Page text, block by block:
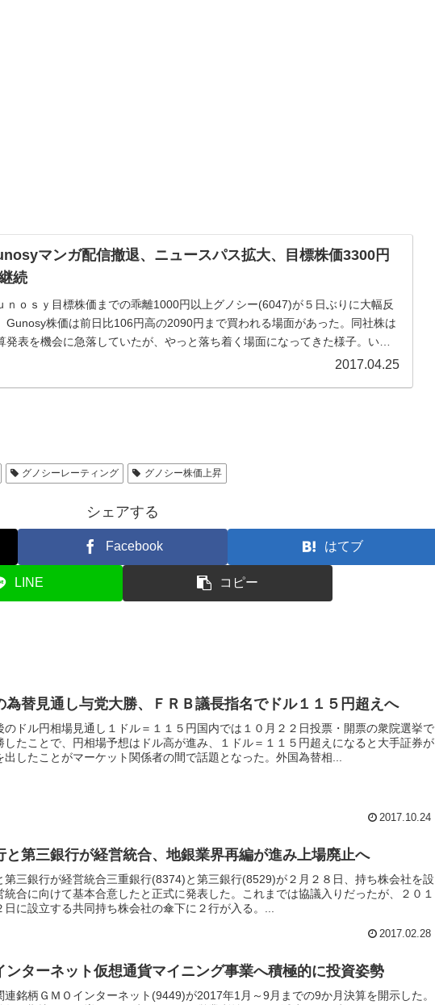
マンガ配信撤退、ニュースパス拡大、目標株価3300円
続
ｎｏｓｙ目標株価までの乖離1000円以上グノシー(6047)が５日ぶりに大幅反
Gunosy株価は前日比106円高の2090円まで買われる場面があった。同社株は
発表を機会に急落していたが、やっと落ち着く場面になってきた様子。いち
2017.04.25
グノシーレーティング グノシー株価上昇
シェアする
Facebook はてブ
LINE コピー
為替見通し与党大勝、ＦＲＢ議長指名でドル１１５円超えへ
のドル円相場見通し１ドル＝１１５円国内では１０月２２日投票・開票の衆院選挙で
したことで、円相場予想はドル高が進み、１ドル＝１１５円超えになると大手証券が
出したことがマーケット関係者の間で話題となった。外国為替相...
2017.10.24
と第三銀行が経営統合、地銀業界再編が進み上場廃止へ
第三銀行が経営統合三重銀行(8374)と第三銀行(8529)が２月２８日、持ち株会社を設
統合に向けて基本合意したと正式に発表した。これまでは協議入りだったが、２０１
日に設立する共同持ち株会社の傘下に２行が入る。...
2017.02.28
ンターネット仮想通貨マイニング事業へ積極的に投資姿勢
連銘柄ＧＭＯインターネット(9449)が2017年1月～9月までの9か月決算を開示した。